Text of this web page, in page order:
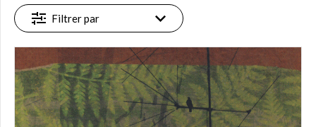
PRIX
0,00
$ à
25,00
$(1)
Filtrer par